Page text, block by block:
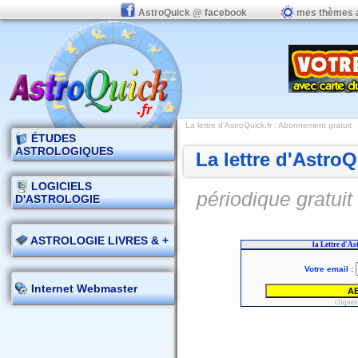
AstroQuick @ facebook mes thèmes
ÉTUDES
ASTROLOGIQUES
LOGICIELS
D'ASTROLOGIE
ASTROLOGIE LIVRES & +
Internet Webmaster
La lettre d'AstroQuick.fr : Abonnement gratuit
La lettre
périodique